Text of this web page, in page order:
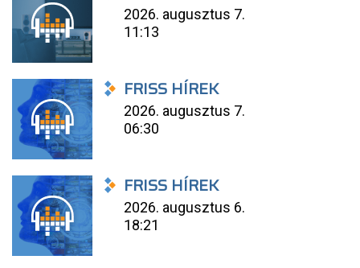
2026. augusztus 7.
11:13
FRISS HÍREK
2026. augusztus 7.
06:30
FRISS HÍREK
2026. augusztus 6.
18:21